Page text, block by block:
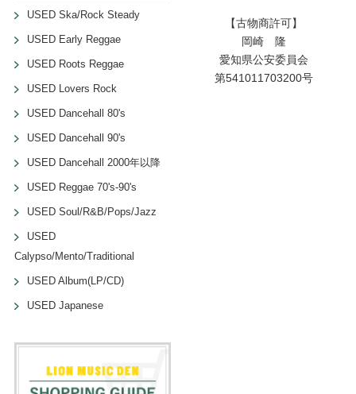
USED Ska/Rock Steady
USED Early Reggae
USED Roots Reggae
USED Lovers Rock
USED Dancehall 80's
USED Dancehall 90's
USED Dancehall 2000年以降
USED Reggae 70's-90's
USED Soul/R&B/Pops/Jazz
USED
Calypso/Mento/Traditional
USED Album(LP/CD)
USED Japanese
【古物商許可】
岡崎 隆
愛知県公安委員会
第541011703200号